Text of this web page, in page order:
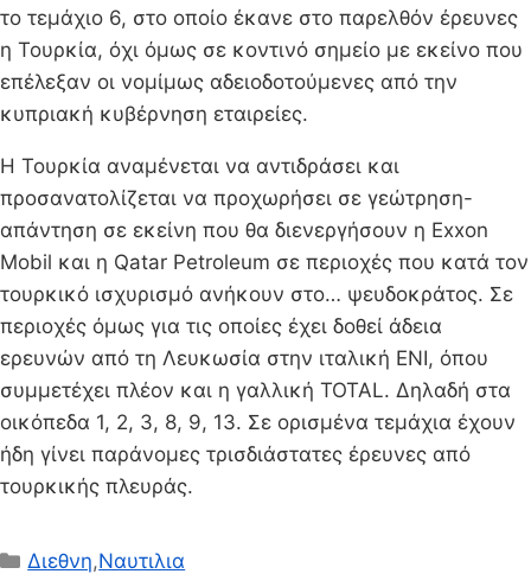
το τεμάχιο 6, στο οποίο έκανε στο παρελθόν έρευνες
η Τουρκία, όχι όμως σε κοντινό σημείο με εκείνο που
επέλεξαν οι νομίμως αδειοδοτούμενες από την
κυπριακή κυβέρνηση εταιρείες.
Η Τουρκία αναμένεται να αντιδράσει και
προσανατολίζεται να προχωρήσει σε γεώτρηση-
απάντηση σε εκείνη που θα διενεργήσουν η Exxοn
Mobil και η Qatar Petroleum σε περιοχές που κατά τον
τουρκικό ισχυρισμό ανήκουν στο… ψευδοκράτος. Σε
περιοχές όμως για τις οποίες έχει δοθεί άδεια
ερευνών από τη Λευκωσία στην ιταλική ΕΝΙ, όπου
συμμετέχει πλέον και η γαλλική TOTAL. Δηλαδή στα
οικόπεδα 1, 2, 3, 8, 9, 13. Σε ορισμένα τεμάχια έχουν
ήδη γίνει παράνομες τρισδιάστατες έρευνες από
τουρκικής πλευράς.
Κατηγορίες
Διεθνη,Ναυτιλια